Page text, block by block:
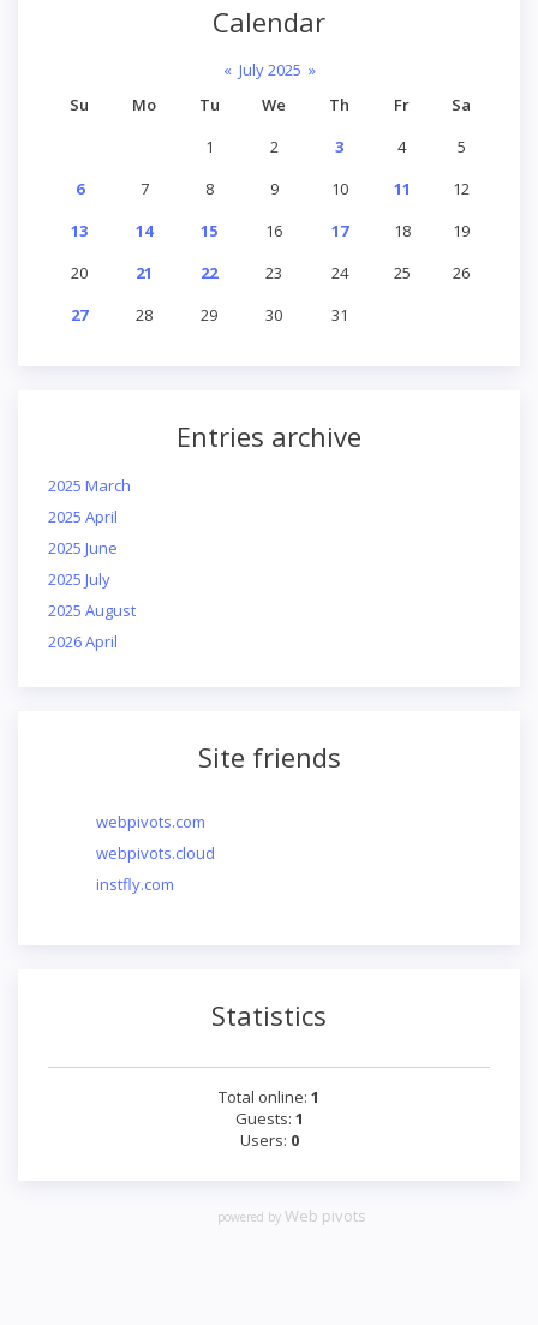
Calendar
« July 2025 »
Su
Mo Tu We Th Fr
Sa
1
2 3 4
5
6
7 8 9 10 11
12
13
14 15 16 17 18
19
20
21 22 23 24 25
26
27
28 29 30 31
Entries archive
2025 March
2025 April
2025 June
2025 July
2025 August
2026 April
Site friends
webpivots.com
webpivots.cloud
instfly.com
Statistics
Total online: 1
Guests: 1
Users: 0
powered by Web pivots